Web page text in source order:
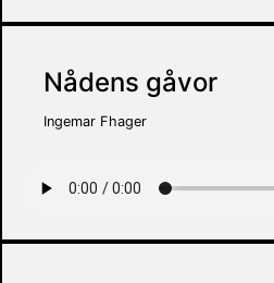
Nådens gåvor
Ingemar Fhager